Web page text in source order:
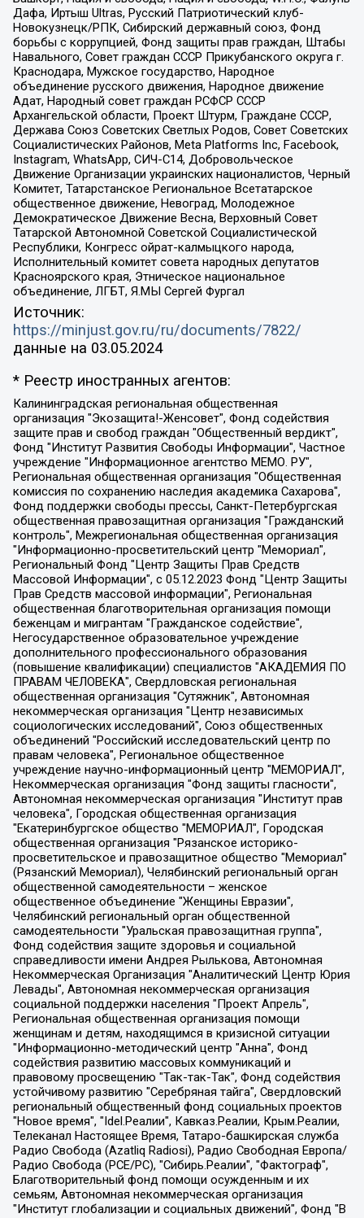
Дафа, Иртыш Ultras, Русский Патриотический клуб-
Новокузнецк/РПК, Сибирский державный союз, Фонд
борьбы с коррупцией, Фонд защиты прав граждан, Штабы
Навального, Совет граждан СССР Прикубанского округа г.
Краснодара, Мужское государство, Народное
объединение русского движения, Народное движение
Адат, Народный совет граждан РСФСР СССР
Архангельской области, Проект Штурм, Граждане СССР,
Держава Союз Советских Светлых Родов, Совет Советских
Социалистических Районов, Meta Platforms Inc, Facebook,
Instagram, WhatsApp, СИЧ-С14, Добровольческое
Движение Организации украинских националистов, Черный
Комитет, Татарстанское Региональное Всетатарское
общественное движение, Невоград, Молодежное
Демократическое Движение Весна, Верховный Совет
Татарской Автономной Советской Социалистической
Республики, Конгресс ойрат-калмыцкого народа,
Исполнительный комитет совета народных депутатов
Красноярского края, Этническое национальное
объединение, ЛГБТ, Я.МЫ Сергей Фургал
Источник:
https://minjust.gov.ru/ru/documents/7822/
данные на 03.05.2024
* Реестр иностранных агентов:
Калининградская региональная общественная организация "Экозащита!-Женсовет", Фонд содействия защите прав и свобод граждан "Общественный вердикт", Фонд "Институт Развития Свободы Информации", Частное учреждение "Информационное агентство МЕМО. РУ", Региональная общественная организация "Общественная комиссия по сохранению наследия академика Сахарова", Фонд поддержки свободы прессы, Санкт-Петербургская общественная правозащитная организация "Гражданский контроль", Межрегиональная общественная организация "Информационно-просветительский центр "Мемориал", Региональный Фонд "Центр Защиты Прав Средств Массовой Информации", с 05.12.2023 Фонд "Центр Защиты Прав Средств массовой информации", Региональная общественная благотворительная организация помощи беженцам и мигрантам "Гражданское содействие", Негосударственное образовательное учреждение дополнительного профессионального образования (повышение квалификации) специалистов "АКАДЕМИЯ ПО ПРАВАМ ЧЕЛОВЕКА", Свердловская региональная общественная организация "Сутяжник", Автономная некоммерческая организация "Центр независимых социологических исследований", Союз общественных объединений "Российский исследовательский центр по правам человека", Региональное общественное учреждение научно-информационный центр "МЕМОРИАЛ", Некоммерческая организация "Фонд защиты гласности", Автономная некоммерческая организация "Институт прав человека", Городская общественная организация "Екатеринбургское общество "МЕМОРИАЛ", Городская общественная организация "Рязанское историко-просветительское и правозащитное общество "Мемориал" (Рязанский Мемориал), Челябинский региональный орган общественной самодеятельности – женское общественное объединение "Женщины Евразии", Челябинский региональный орган общественной самодеятельности "Уральская правозащитная группа", Фонд содействия защите здоровья и социальной справедливости имени Андрея Рылькова, Автономная Некоммерческая Организация "Аналитический Центр Юрия Левады", Автономная некоммерческая организация социальной поддержки населения "Проект Апрель", Региональная общественная организация помощи женщинам и детям, находящимся в кризисной ситуации "Информационно-методический центр "Анна", Фонд содействия развитию массовых коммуникаций и правовому просвещению "Так-так-Так", Фонд содействия устойчивому развитию "Серебряная тайга", Свердловский региональный общественный фонд социальных проектов "Новое время", "Idel.Реалии", Кавказ.Реалии, Крым.Реалии, Телеканал Настоящее Время, Татаро-башкирская служба Радио Свобода (Azatliq Radiosi), Радио Свободная Европа/Радио Свобода (PCE/PC), "Сибирь.Реалии", "Фактограф", Благотворительный фонд помощи осужденным и их семьям, Автономная некоммерческая организация "Институт глобализации и социальных движений", Фонд "В защиту прав заключенных", Частное учреждение "Центр поддержки и содействия развитию средств массовой информации", Пензенский региональный общественный благотворительный фонд "Гражданский союз", "Север.Реалии", Некоммерческая организация Фонд "Правовая инициатива", Общество с ограниченной ответственностью "Радио Свободная Европа/Радио Свобода", Чешское информационное агентство "MEDIUM-ORIENT", Красноярская региональная общественная организация "Мы против СПИДа", Камалягин Денис Николаевич, Маркелов Сергей Евгеньевич, Пономарев Лев Александрович, Савицкая Людмила Алексеевна, Автономная некоммерческая организация "Центр по работе с проблемой насилия "НАСИЛИЮ.НЕТ", Межрегиональный профессиональный союз работников здравоохранения "Альянс врачей", Юридическое лицо, зарегистрированное в Латвийской Республике, SIA "Medusa Project" (регистрационный номер 40103797863, дата регистрации 10.06.2014), Некоммерческая организация "Фонд по борьбе с коррупцией", Автономная некоммерческая организация "Институт права и публичной политики", Баданин Роман Сергеевич, Гликин Максим Александрович, Железнова Мария Михайловна, Лукьянова Юлия Сергеевна, Маетная Елизавета Витальевна, Маняхин Петр Борисович, Чуракова Ольга Владимировна, Ярош Юлия Петровна, Юридическое лицо "The Insider SIA", зарегистрированное в Риге, Латвийская Республика (дата регистрации 26.06.2015), являющееся администратором доменного имени интернет-издания "The Insider SIA", https://theins.ru, Постернак Алексей Евгеньевич, Рубин Михаил Аркадьевич, Анин Роман Александрович, Юридическое лицо Istories fonds, зарегистрированное в Латвийской Республике (регистрационный номер 50008295751, дата регистрации 24.02.2020), Великовский Дмитрий Александрович, Долинина Ирина Николаевна, Мароховская Алеся Алексеевна, Шлейнов Роман Юрьевич, Шмагун Олеся Валентиновна, Общество с ограниченной ответственностью "Альтаир 2021", Общество с ограниченной ответственностью "Вега 2021", Общество с ограниченной ответственностью "Главный редактор 2021", Общество с ограниченной ответственностью "Ромашки монолит", Важенков Артем Валерьевич, Ивановская областная общественная организация "Центр гендерных исследований", Гурман Юрий Альбертович, Медиапроект "ОВД-Инфо", Егоров Владимир Владимирович, Жилинский Владимир Александрович, Общество с ограниченной ответственностью "ЗП", Иванова София Юрьевна, Карезина Инна Павловна, Кильтау Екатерина Викторовна, Петров Алексей Викторович, Пискунов Сергей Евгеньевич, Смирнов Сергей Сергеевич, Тихонов Михаил Сергеевич, Общество с ограниченной ответственностью "ЖУРНАЛИСТ-ИНОСТРАННЫЙ АГЕНТ", Арапова Галина Юрьевна, Вольтская Татьяна Анатольевна, Американская компания "Mason G.E.S. Anonymous Foundation" (США), являющаяся владельцем интернет-издания https://mnews.world/, Компания "Stichting Bellingcat", зарегистрированная в Нидерландах (дата регистрации 11.07.2018), Захаров Андрей Вячеславович, Клепиковская Екатерина Дмитриевна, Общество с ограниченной ответственностью "МЕМО", Перл Роман Александрович, Симонов Евгений Алексеевич, Соловьева Елена Анатольевна, Сотников Даниил Владимирович, Сурначева Елизавета Дмитриевна, Автономная некоммерческая организация по защите прав человека и информированию населения "Якутия – Наше Мнение", Общество с ограниченной ответственностью "Москоу диджитал медиа", с 26.01.2023 Общество с ограниченной ответственностью "Чайка Белые сады", Ветошкина Валерия Валерьевна, Заговора Максим Александрович, Межрегиональное общественное движение "Российская ЛГБТ - сеть", Оленичев Максим Владимирович, Павлов Иван Юрьевич, Скворцова Елена Сергеевна, Общество с ограниченной ответственностью "Как бы инагент", Кочетков Игорь Викторович, Общество с ограниченной ответственностью "Честные выборы", Еланчик Олег Александрович, Общество с ограниченной ответственностью "Нобелевский призыв", Гималова Регина Эмилевна, Григорьев Андрей Валерьевич, Григорьева Алина Александровна, Ассоциация по содействию защите прав призывников, альтернативнослужащих и военнослужащих "Правозащитная группа "Гражданин.Армия.Право", Хисамова Регина Фаритовна, Автономная некоммерческая организация по реализации социально-правовых программ "Лилит", Дальневосточное общественное движение "Маяк", Санкт-Петербургская ЛГБТ-инициативная группа "Выход", Инициативная группа ЛГБТ+ "Реверс", Алексеев Андрей Викторович, Бекбулатова Таисия Львовна, Беляев Иван Михайлович, Владыкина Елена Сергеевна, Гельман Марат Александрович, Никульшина Вероника Юрьевна, Толоконникова Надежда Андреевна, Шендерович Виктор Анатольевич, Общество с ограниченной ответственностью "Данное сообщение", Общество с ограниченной ответственностью Издательский дом "Новая глава", Айнбиндер Александра Александровна, Московский комьюнити-центр для ЛГБТ+инициатив, Благотворительный фонд развития филантропии, Deutsche Welle (Германия, Kurt-Schumacher-Strasse 3, 53113 Bonn), Борзунова Мария Михайловна, Воробьев Виктор Викторович, Голубева Анна Львовна, Константинова Алла Михайловна, Малкова Ирина Владимировна, Мурадов Мурад Абдулгалимович, Осетинская Елизавета Николаевна, Понасенков Евгений Николаевич, Ганапольский Матвей Юрьевич, Киселев Евгений Алексеевич, Борухович Ирина Григорьевна, Дремин Иван Тимофеевич, Дубровский Дмитрий Викторович, Красноярская региональная общественная организация поддержки и развития альтернативных образовательных технологий и межкультурных коммуникаций "ИНТЕРРА", Маяковская Екатерина Алексеевна, Фейгин Марк Захарович, Филимонов Андрей Викторович, Дзугкоева Регина Николаевна, Доброхотов Роман Александрович, Дудь Юрий Александрович, Елкин Сергей Владимирович, Кругликов Кирилл Игоревич, Сабунаева Мария Леонидовна, Семенов Алексей Владимирович, Шаинян Карен Багратович, Шульман Екатерина Михайловна, Асафьев Артур Валерьевич, Вахштайн Виктор Семенович, Венедиктов Алексей Алексеевич, Лушникова Екатерина Евгеньевна, Волков Леонид Михайлович, Невзоров Александр Глебович, Пархоменко Сергей Борисович, Сироткин Ярослав Николаевич, Кара-Мурза Владимир Владимирович, Баранова Наталья Владимировна, Гозман Леонид Яковлевич, Кагарлицкий Борис Юльевич, Климарев Михаил Валерьевич, Милов Владимир Станиславович, Автономная некоммерческая организация Краснодарский центр современного искусства "Типография", Моргенштерн Алишер Тагирович, Соболь Любовь Эдуардовна, Общество с ограниченной ответственностью "ЛИЗА НОРМ", Каспаров Гарри Кимович, Ходорковский Михаил Борисович, Общество с ограниченной ответственностью "Апрельские тезисы", Данилович Ирина Брониславовна, Кашин Олег Владимирович, Петров Николай Владимирович, Пивоваров Алексей Владимирович, Соколов Михаил Владимирович, Цветкова Юлия Владимировна, Чичваркин Евгений Александрович, Комитет против пыток/Команда против пыток, Общество с ограниченной ответственностью "Первый научный", Общество с ограниченной ответственностью "Вертолет и ко", Белоцерковская Вероника Борисовна, Кац Максим Евгеньевич, Лазарева Татьяна Юрьевна, Шаведдинов Руслан Табризович, Яшин Илья Валерьевич, Общество с ограниченной ответственностью "Иноагент ААВ", Алешковский Дмитрий Петрович, Альбац Евгения Марковна, Быков Дмитрий Львович, Галямина Юлия Евгеньевна, Лойко Сергей Леонидович, Мартынов Кирилл Константинович, Медведев Сергей Александрович, Крашенинников Федор Геннадиевич, Гордеева Катерина Вл